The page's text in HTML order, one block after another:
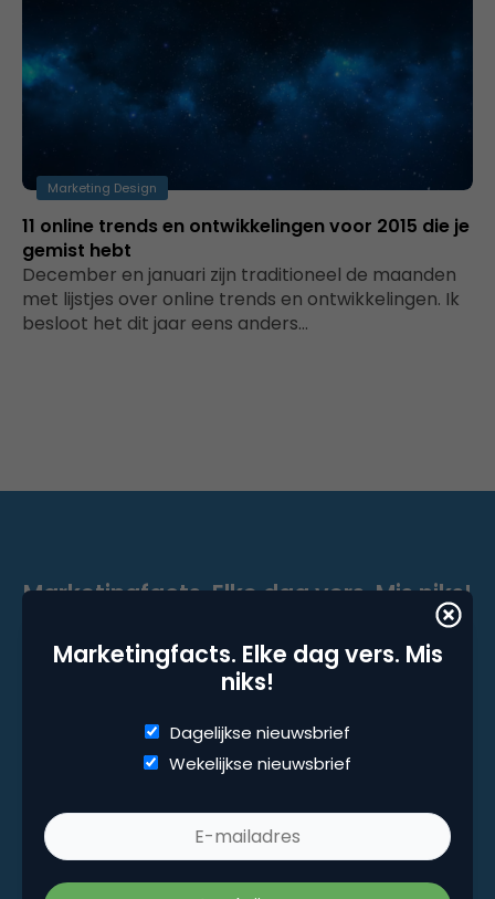
Marketing Design
11 online trends en ontwikkelingen voor 2015 die je
gemist hebt
December en januari zijn traditioneel de maanden
met lijstjes over online trends en ontwikkelingen. Ik
besloot het dit jaar eens anders…
Marketingfacts. Elke dag vers. Mis
niks!
Dagelijkse nieuwsbrief
Wekelijkse nieuwsbrief
Marketingfacts. Elke dag vers. Mis niks!
Dagelijkse nieuwsbrief
Wekelijkse nieuwsbrief